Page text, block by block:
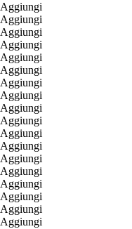
Aggiungi
Aggiungi
Aggiungi
Aggiungi
Aggiungi
Aggiungi
Aggiungi
Aggiungi
Aggiungi
Aggiungi
Aggiungi
Aggiungi
Aggiungi
Aggiungi
Aggiungi
Aggiungi
Aggiungi
Aggiungi